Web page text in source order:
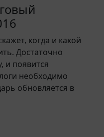
когда и какой
Достаточно
и появится
необходимо
обновляется в